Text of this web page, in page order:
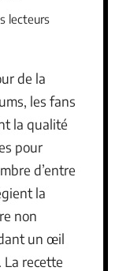
lecteurs
de la
les fans
la qualité
pour
d’entre
la
non
un œil
La recette